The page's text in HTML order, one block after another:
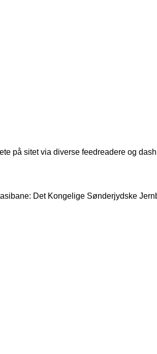
på sitet via diverse feedreadere og
Det Kongelige Sønderjydske